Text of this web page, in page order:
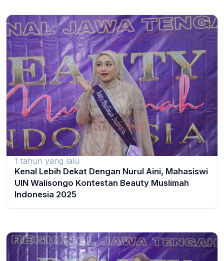
1 tahun yang lalu
Kenal Lebih Dekat Dengan Nurul Aini, Mahasiswi
UIN Walisongo Kontestan Beauty Muslimah
Indonesia 2025